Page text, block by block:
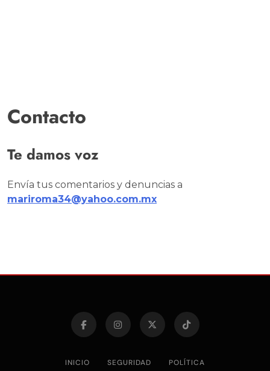
Contacto
Te damos voz
Envía tus comentarios y denuncias a
mariroma34@yahoo.com.mx
INICIO SEGURIDAD POLÍTICA